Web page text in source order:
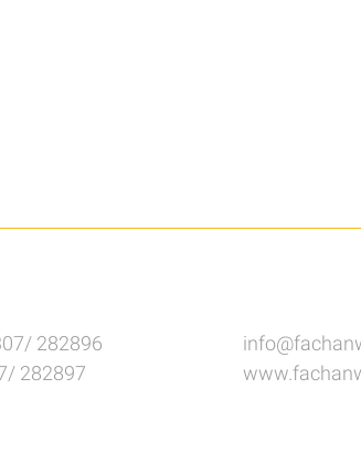
282896
282897